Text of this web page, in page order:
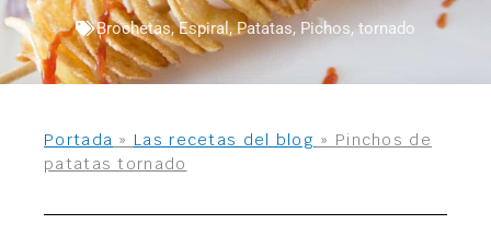
Brochetas,Espiral,Patatas, Pichos,tornado
Portada » Las recetas del blog » Pinchos de
patatas tornado